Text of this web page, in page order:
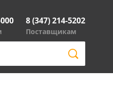
8 (347) 214-5202
Поставщикам